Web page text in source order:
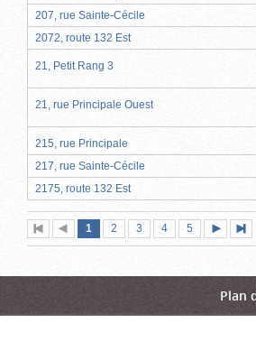
207, rue Sainte-Cécile
2072, route 132 Est
21, Petit Rang 3
21, rue Principale Ouest
215, rue Principale
217, rue Sainte-Cécile
2175, route 132 Est
Première
page
Page
précédente
Page
1 (page
actuelle)
Page
2 Page
3 Page
4 Page
5
suivante
Plan